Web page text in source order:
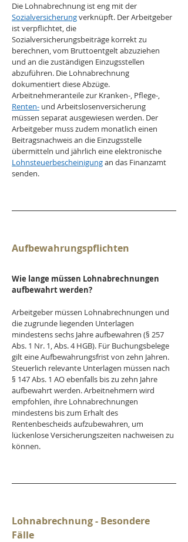
Die Lohnabrechnung ist eng mit der
Sozialversicherung verknüpft. Der Arbeitgeber
ist verpflichtet, die
Sozialversicherungsbeiträge korrekt zu
berechnen, vom Bruttoentgelt abzuziehen
und an die zuständigen Einzugsstellen
abzuführen. Die Lohnabrechnung
dokumentiert diese Abzüge.
Arbeitnehmeranteile zur Kranken-, Pflege-,
Renten- und Arbeitslosenversicherung
müssen separat ausgewiesen werden. Der
Arbeitgeber muss zudem monatlich einen
Beitragsnachweis an die Einzugsstelle
übermitteln und jährlich eine elektronische
Lohnsteuerbescheinigung an das Finanzamt
senden.
Aufbewahrungspflichten
Wie lange müssen Lohnabrechnungen
aufbewahrt werden?
Arbeitgeber müssen Lohnabrechnungen und
die zugrunde liegenden Unterlagen
mindestens sechs Jahre aufbewahren (§ 257
Abs. 1 Nr. 1, Abs. 4 HGB). Für Buchungsbelege
gilt eine Aufbewahrungsfrist von zehn Jahren.
Steuerlich relevante Unterlagen müssen nach
§ 147 Abs. 1 AO ebenfalls bis zu zehn Jahre
aufbewahrt werden. Arbeitnehmern wird
empfohlen, ihre Lohnabrechnungen
mindestens bis zum Erhalt des
Rentenbescheids aufzubewahren, um
lückenlose Versicherungszeiten nachweisen zu
können.
Lohnabrechnung - Besondere
Fälle